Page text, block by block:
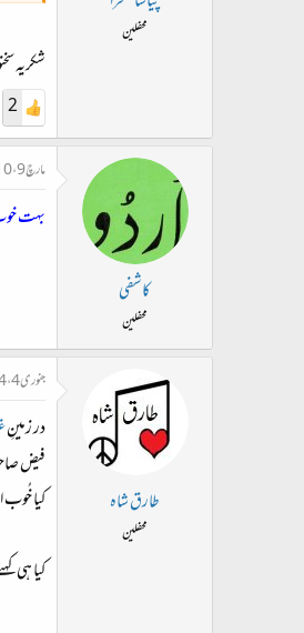
محفلین
شکریہ
2
کاشفی
محفلین
مارچ 9، 2010
بہت
طارق شاہ
محفلین
جنوری 4، 2014
در زمینِ
فیض
کیا
کیا ہی